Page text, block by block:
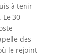
à tenir
Le 30
des
le rejoint